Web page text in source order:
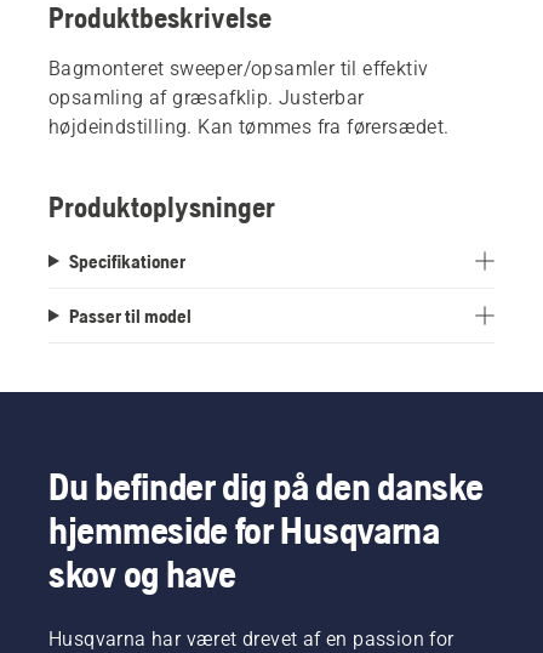
Produktbeskrivelse
Bagmonteret sweeper/opsamler til effektiv
opsamling af græsafklip. Justerbar
højdeindstilling. Kan tømmes fra førersædet.
Produktoplysninger
Specifikationer
Passer til model
Du befinder dig på den danske
hjemmeside for Husqvarna
skov og have
Husqvarna har været drevet af en passion for